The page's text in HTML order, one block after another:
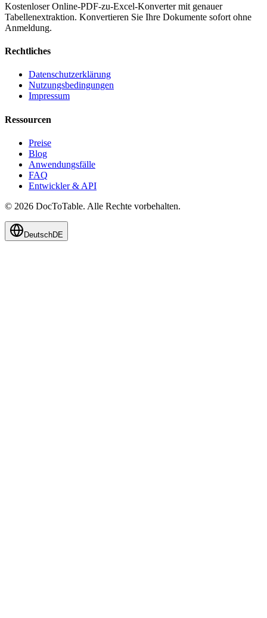
Kostenloser Online-PDF-zu-Excel-Konverter mit genauer
Tabellenextraktion. Konvertieren Sie Ihre Dokumente sofort ohne
Anmeldung.
Rechtliches
Datenschutzerklärung
Nutzungsbedingungen
Impressum
Ressourcen
Preise
Blog
Anwendungsfälle
FAQ
Entwickler & API
© 2026 DocToTable. Alle Rechte vorbehalten.
DeutschDE